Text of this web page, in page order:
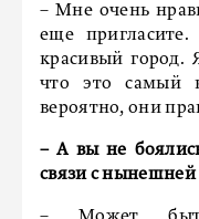
– Мне очень
еще
красивый город.
что это самый
вероятно, они
– А вы не
связи с нынешней